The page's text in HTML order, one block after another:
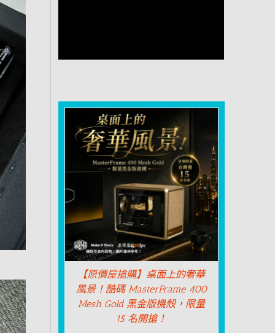
【原價屋搶購】桌面上的奢華
風景！酷碼 MasterFrame 400
Mesh Gold 黑金版機殼，限量
15 名開搶！